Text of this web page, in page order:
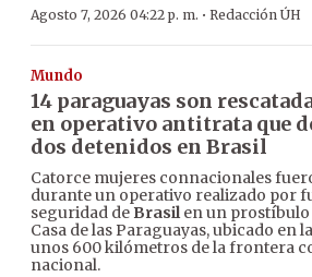
Agosto 7, 2026 04:22 p. m. · Redacción ÚH
Mundo
14 paraguayas son
en operativo antitrata que
dos detenidos en Brasil
Catorce mujeres connacionales
durante un operativo realizado por
seguridad de Brasilen un prostíbulo
Casa de las Paraguayas, ubicado en
unos 600 kilómetros de la frontera
nacional.